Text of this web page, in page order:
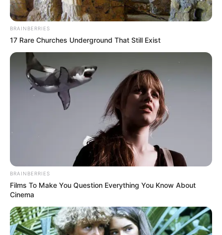
BRAINBERRIES
17 Rare Churches Underground That Still Exist
BRAINBERRIES
Films To Make You Question Everything You Know About
Cinema